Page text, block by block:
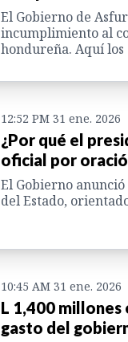
El Gobierno de
incumplimiento al
hondureña. Aquí los
12:52 PM 31 ene. 2026
¿Por qué el
oficial por
El Gobierno
del Estado,
10:45 AM 31 ene. 2026
L 1,400
gasto del